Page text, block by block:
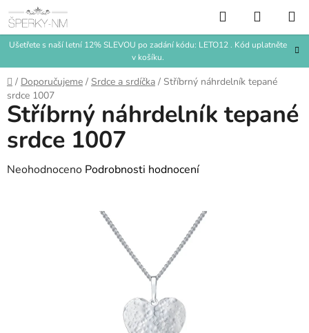
na
obsah
Ušetřete s naší letní 12% SLEVOU po zadání kódu: LETO12 . Kód uplatněte
v košíku.
Hledat
KOŠÍK
Domů
/ Doporučujeme / Srdce a srdíčka / Stříbrný náhrdelník tepané
srdce 1007
Stříbrný náhrdelník tepané
srdce 1007
Průměrné
Neohodnoceno Podrobnosti hodnocení